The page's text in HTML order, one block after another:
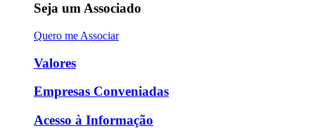
Seja um Associado
Quero me Associar
Valores
Empresas Conveniadas
Acesso à Informação